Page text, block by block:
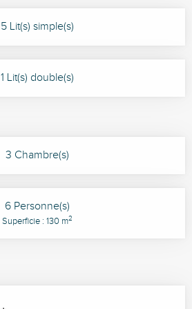
5 Lit(s) simple(s)
1 Lit(s) double(s)
3 Chambre(s)
6 Personne(s)
Superficie : 130 m2